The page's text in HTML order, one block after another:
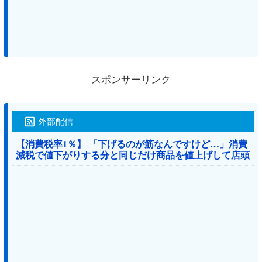
スポンサーリンク
外部配信
【消費税率1％】 「下げるのが筋なんですけど…」消費
減税で値下がりする分と同じだけ商品を値上げして店頭
価格を変えない店も